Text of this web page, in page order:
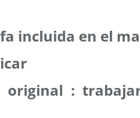
incluida en el
original :